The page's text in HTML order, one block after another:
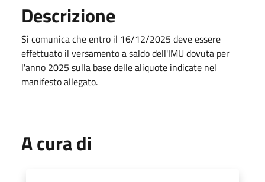
Descrizione
Si comunica che entro il 16/12/2025 deve essere
effettuato il versamento a saldo dell'IMU dovuta per
l'anno 2025 sulla base delle aliquote indicate nel
manifesto allegato.
A cura di